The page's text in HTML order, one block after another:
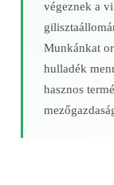
végeznek a
Munkánkat
hulladék
hasznos